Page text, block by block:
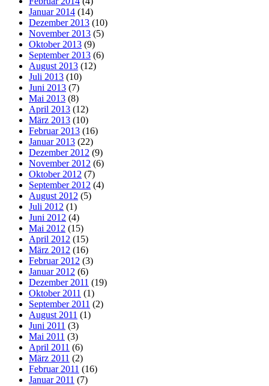
Januar 2014 (14)
Dezember 2013 (10)
November 2013 (5)
Oktober 2013 (9)
September 2013 (6)
August 2013 (12)
Juli 2013 (10)
Juni 2013 (7)
Mai 2013 (8)
April 2013 (12)
März 2013 (10)
Februar 2013 (16)
Januar 2013 (22)
Dezember 2012 (9)
November 2012 (6)
Oktober 2012 (7)
September 2012 (4)
August 2012 (5)
Juli 2012 (1)
Juni 2012 (4)
Mai 2012 (15)
April 2012 (15)
März 2012 (16)
Februar 2012 (3)
Januar 2012 (6)
Dezember 2011 (19)
Oktober 2011 (1)
September 2011 (2)
August 2011 (1)
Juni 2011 (3)
Mai 2011 (3)
April 2011 (6)
März 2011 (2)
Februar 2011 (16)
Januar 2011 (7)